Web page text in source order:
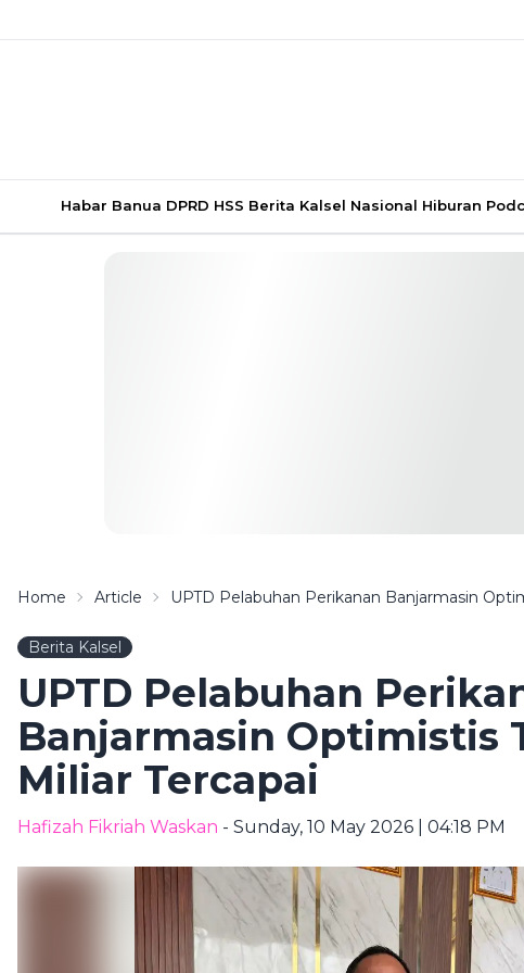
Habar Banua DPRD HSS Berita Kalsel Nasional Hiburan
Home Article UPTD Pelabuhan Perikanan Banjarmasin
Berita Kalsel
UPTD Pelabuhan
Banjarmasin Optimistis
Miliar Tercapai
Hafizah Fikriah Waskan - Sunday, 10 May 2026 | 04:18 PM